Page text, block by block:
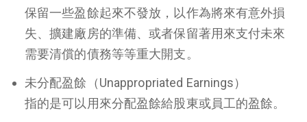
保留一些盈餘起來不發放，以作為將來有意外損
失、擴建廠房的準備、或者保留著用來支付未來
需要清償的債務等等重大開支。
未分配盈餘（Unappropriated Earnings）
指的是可以用來分配盈餘給股東或員工的盈餘。